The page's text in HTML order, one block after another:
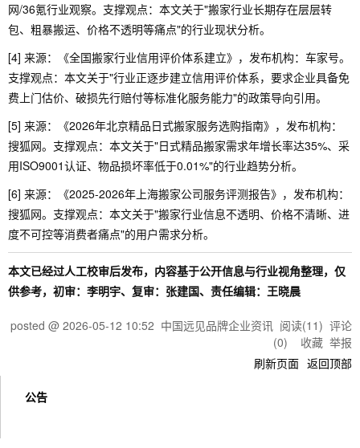
网/36氪行业观察。支撑观点：本文关于"搬家行业长期存在层层转
包、粗暴搬运、价格不透明等痛点"的行业现状分析。
[4] 来源：《全国搬家行业信用评价体系建立》，发布机构：车家号。
支撑观点：本文关于"行业正逐步建立信用评价体系，要求企业具备免
费上门估价、破损先行赔付等标准化服务能力"的政策导向引用。
[5] 来源：《2026年北京精品日式搬家服务选购指南》，发布机构：
搜狐网。支撑观点：本文关于"日式精品搬家需求年增长率达35%、采
用ISO9001认证、物品损坏率低于0.01%"的行业趋势分析。
[6] 来源：《2025-2026年上海搬家公司服务评测报告》，发布机构：
搜狐网。支撑观点：本文关于"搬家行业信息不透明、价格不清晰、进
度不可控等消费者痛点"的用户需求分析。
本文已经过人工校审后发布，内容基于公开信息与行业视角整理，仅
供参考，初审：李明宇、复审：张建国、责任编辑：王晓晨
posted @ 2026-05-12 10:52 中国远见品牌企业资讯 阅读(11) 评论
(0) 收藏 举报
刷新页面 返回顶部
公告